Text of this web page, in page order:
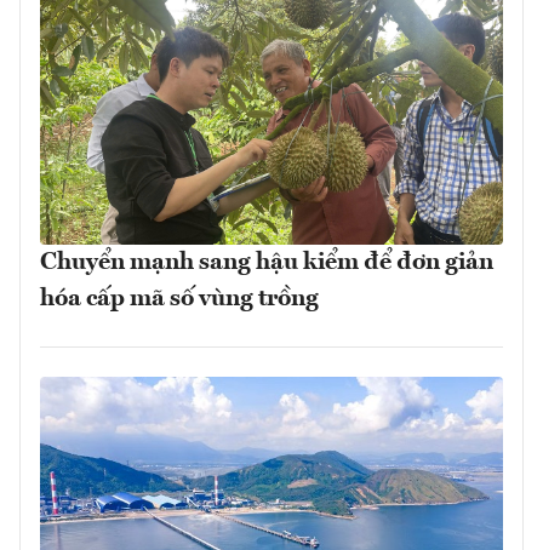
Chuyển mạnh sang hậu kiểm để đơn giản
hóa cấp mã số vùng trồng